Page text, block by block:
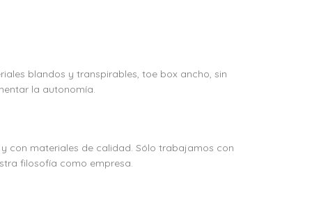
blandos y transpirables, toe box ancho, sin
la autonomía.
con materiales de calidad. Sólo trabajamos con
filosofía como empresa.